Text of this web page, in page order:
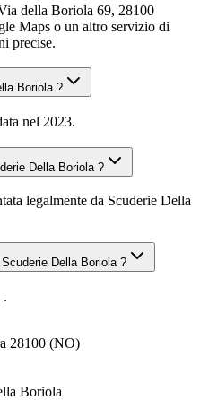
della Boriola 69, 28100
Maps o un altro servizio di
precise.
Boriola ?
nel 2023.
Della Boriola ?
legalmente da Scuderie Della
Della Boriola ?
.
28100 (NO)
Boriola